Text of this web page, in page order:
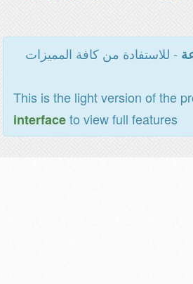
- للاستفادة من كافة المميزات
This is the light version of the
interfaceto view full features